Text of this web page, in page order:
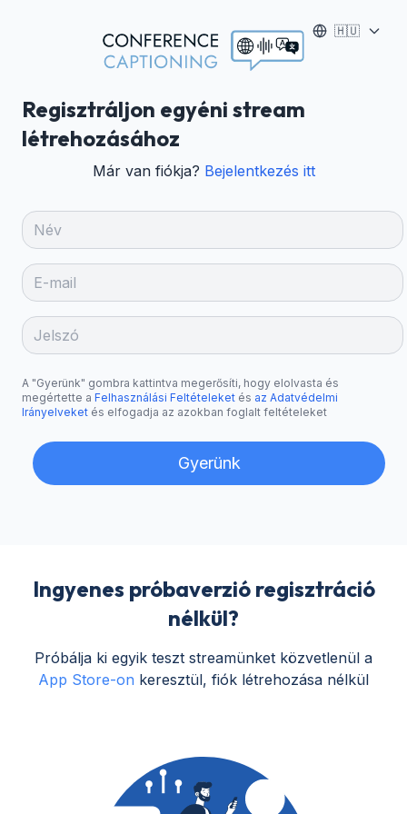
🇭🇺
Regisztráljon egyéni stream
létrehozásához
Már van fiókja? Bejelentkezés itt
A "Gyerünk" gombra kattintva megerősíti, hogy elolvasta és
megértette a Felhasználási Feltételeket és az Adatvédelmi
Irányelveket és elfogadja az azokban foglalt feltételeket
Gyerünk
Ingyenes próbaverzió regisztráció
nélkül?
Próbálja ki egyik teszt streamünket közvetlenül a
App Store-on keresztül, fiók létrehozása nélkül